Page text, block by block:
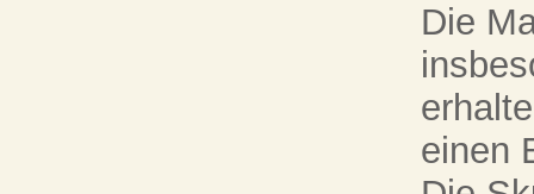
Die
einen